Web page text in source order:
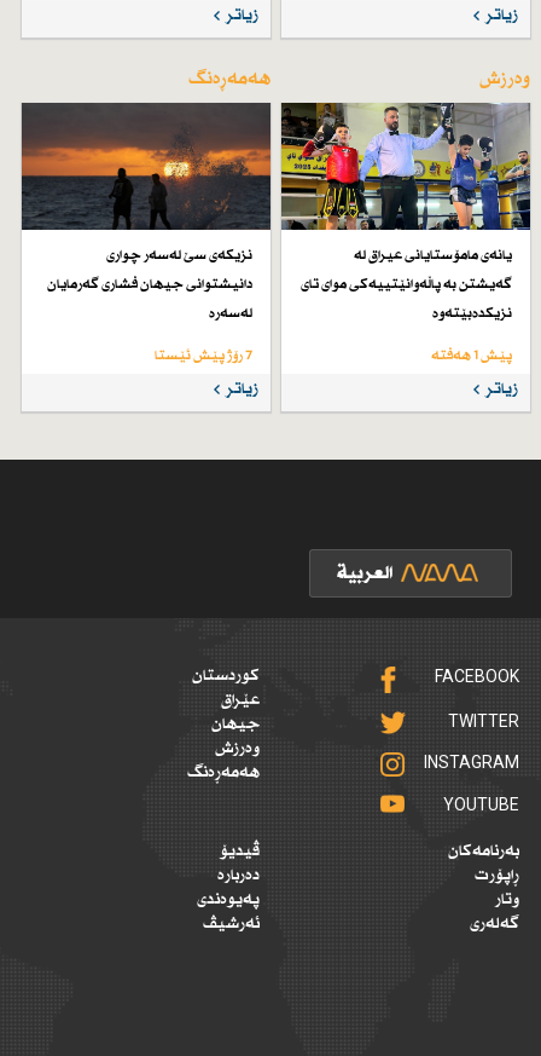
زیاتر زیاتر
وەرزش
یانەی مامۆستایانی عیراق لە
گەیشتن بە پاڵەوانێتییەكی موای تای
نزیكدەبێتەوە
پێش 1 هەفتە
زیاتر
هەمەڕەنگ
نزیكەی سێ لەسەر چواری
دانیشتوانی جیهان فشاری گەرمایان
لەسەرە
7 رۆژ پێش ئێستا
زیاتر
FACEBOOK
TWITTER
INSTAGRAM
YOUTUBE
کوردستان
عێراق
جیهان
وەرزش
هەمەڕەنگ
بەرنامەکان
ڕاپۆرت
وتار
گەلەری
ڤیدیۆ
دەربارە
پەیوەندی
ئەرشیڤ